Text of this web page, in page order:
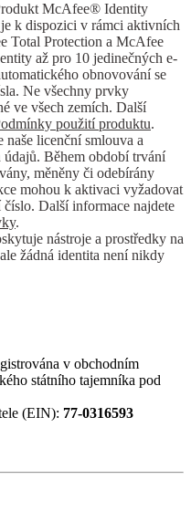
McAfee® Identity
k dispozici v rámci aktivních
Total Protection a McAfee
až pro 10 jedinečných e-
obnovování se
Ne všechny prvky
ve všech zemích. Další
použití produktu.
naše licenční smlouva a
údajů. Během období trvání
měněny či odebírány
mohou k aktivaci vyžadovat
Další informace najdete
.
nástroje a prostředky na
žádná identita není nikdy
v obchodním
státního tajemníka pod
(EIN): 77-0316593